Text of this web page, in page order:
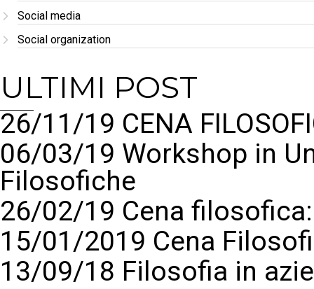
Social media
Social organization
ULTIMI POST
26/11/19 CENA
06/03/19 Workshop in
Filosofiche
26/02/19 Cena filosofica:
15/01/2019 Cena
13/09/18 Filosofia in